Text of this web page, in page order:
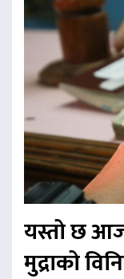
यस्तो छ
मुद्राको